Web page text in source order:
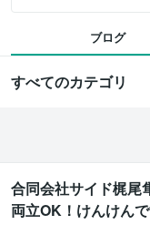
ブログ
すべてのカテゴリ
合同会社サイド梶尾
両立OK！けんけんで